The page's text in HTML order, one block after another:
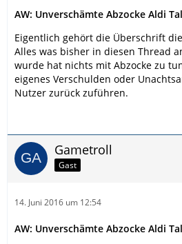
AW: Unverschämte Abzocke Aldi
Eigentlich gehört die Überschrift
Alles was bisher in diesen Thread
wurde hat nichts mit Abzocke zu
eigenes Verschulden oder
Nutzer zurück zuführen.
Gametroll
Gast
14. Juni 2016 um 12:54
AW: Unverschämte Abzocke Aldi